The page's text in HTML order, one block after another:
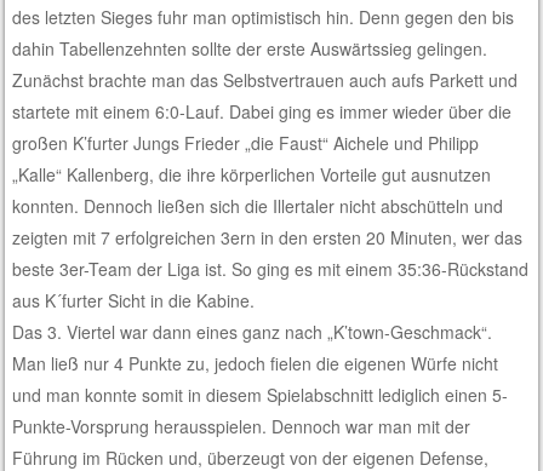
des letzten Sieges fuhr man optimistisch hin. Denn gegen den bis
dahin Tabellenzehnten sollte der erste Auswärtssieg gelingen.
Zunächst brachte man das Selbstvertrauen auch aufs Parkett und
startete mit einem 6:0-Lauf. Dabei ging es immer wieder über die
großen K’furter Jungs Frieder „die Faust“ Aichele und Philipp
„Kalle“ Kallenberg, die ihre körperlichen Vorteile gut ausnutzen
konnten. Dennoch ließen sich die Illertaler nicht abschütteln und
zeigten mit 7 erfolgreichen 3ern in den ersten 20 Minuten, wer das
beste 3er-Team der Liga ist. So ging es mit einem 35:36-Rückstand
aus K´furter Sicht in die Kabine.
Das 3. Viertel war dann eines ganz nach „K’town-Geschmack“.
Man ließ nur 4 Punkte zu, jedoch fielen die eigenen Würfe nicht
und man konnte somit in diesem Spielabschnitt lediglich einen 5-
Punkte-Vorsprung herausspielen. Dennoch war man mit der
Führung im Rücken und, überzeugt von der eigenen Defense,